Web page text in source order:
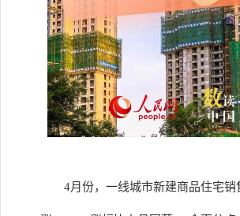
4月份，一线城市新建商品住宅销